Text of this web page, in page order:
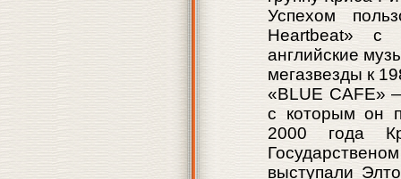
Успехом
Heartbeat» с
английские
мегазвезды к
«BLUE CAFE»
с которым он
2000 года
выступали